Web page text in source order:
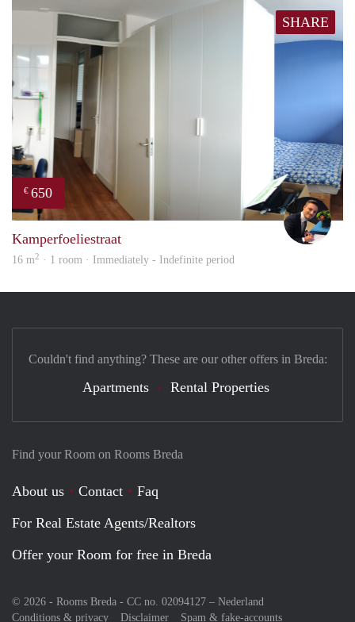
SHARE
€ 650
Kamperfoeliestraat
16 m2 · 1 room · Immediately - Indefinite period
Find your Room on Rooms Breda
About us Contact
Faq
For Real Estate Agents/Realtors
Offer your Room for free in Breda
© 2026 - Rooms Breda - CC no. 02094127 – Nederland
Conditions & privacy
Disclaimer Spam & fake-accounts
Couldn't find anything? These are our other offers in Breda:
Apartments Rental Properties